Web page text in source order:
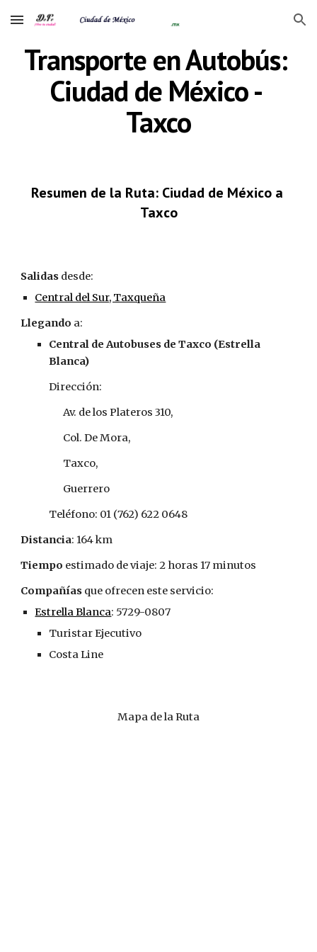
Skip to main content Skip to navigation
Transporte en Autobús:
Ciudad de México -
Taxco
Resumen de la Ruta: Ciudad de México a
Taxco
Salidas desde:
Central del Sur, Taxqueña
Llegando a:
Central de Autobuses de Taxco (Estrella
Blanca)
Dirección:
Av. de los Plateros 310,
Col. De Mora,
Taxco,
Guerrero
Teléfono: 01 (762) 622 0648
Distancia: 164 km
Tiempo estimado de viaje: 2 horas 17 minutos
Compañías que ofrecen este servicio:
Estrella Blanca: 5729-0807
Turistar Ejecutivo
Costa Line
Mapa de la Ruta